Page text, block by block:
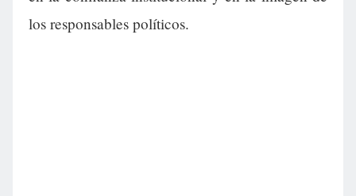
los responsables políticos.